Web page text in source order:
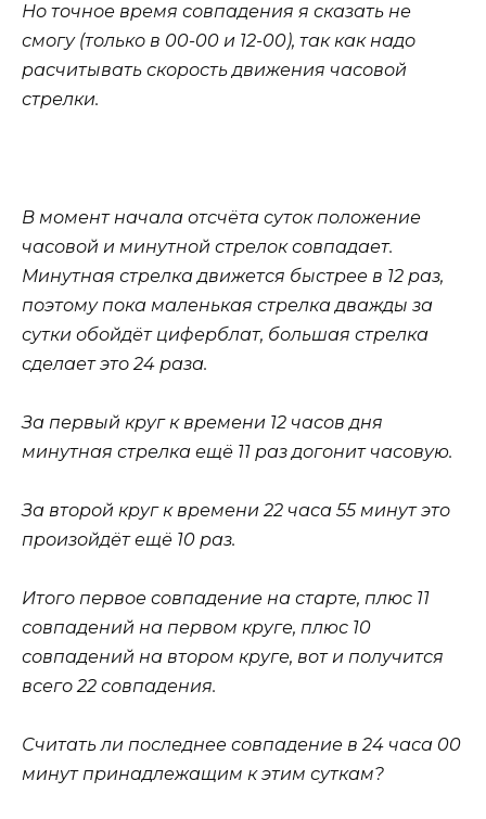
Но точное время совпадения я сказать не
смогу (только в 00-00 и 12-00), так как надо
расчитывать скорость движения часовой
стрелки.
В момент начала отсчёта суток положение
часовой и минутной стрелок совпадает.
Минутная стрелка движется быстрее в 12 раз,
поэтому пока маленькая стрелка дважды за
сутки обойдёт циферблат, большая стрелка
сделает это 24 раза.
За первый круг к времени 12 часов дня
минутная стрелка ещё 11 раз догонит часовую.
За второй круг к времени 22 часа 55 минут это
произойдёт ещё 10 раз.
Итого первое совпадение на старте, плюс 11
совпадений на первом круге, плюс 10
совпадений на втором круге, вот и получится
всего 22 совпадения.
Считать ли последнее совпадение в 24 часа 00
минут принадлежащим к этим суткам?